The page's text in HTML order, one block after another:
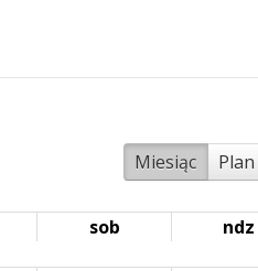
Miesiąc
sob ndz